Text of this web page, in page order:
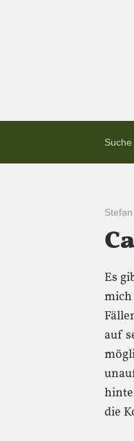
Suche
Es
mich
auf
die